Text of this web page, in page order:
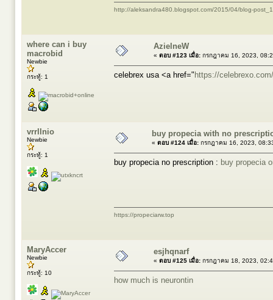
http://aleksandra480.blogspot.com/2015/04/blog-
where can i buy
macrobid
Newbie
กระทู้: 1
AzielneW
« ตอบ #123 เมื่อ: กรกฎาคม 16, 2023,
celebrex usa <a href=" https://celebrexo.com/
vrrllnio
Newbie
กระทู้: 1
buy propecia with no
« ตอบ #124 เมื่อ: กรกฎาคม 16, 2023,
buy propecia no prescription : buy propecia
https://propeciarw.top
MaryAccer
Newbie
กระทู้: 10
esjhqnarf
« ตอบ #125 เมื่อ: กรกฎาคม 18, 2023,
how much is neurontin